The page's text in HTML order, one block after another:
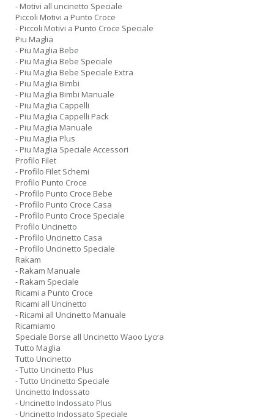
- Motivi all uncinetto Speciale
Piccoli Motivi a Punto Croce
- Piccoli Motivi a Punto Croce Speciale
Piu Maglia
- Piu Maglia Bebe
- Piu Maglia Bebe Speciale
- Piu Maglia Bebe Speciale Extra
- Piu Maglia Bimbi
- Piu Maglia Bimbi Manuale
- Piu Maglia Cappelli
- Piu Maglia Cappelli Pack
- Piu Maglia Manuale
- Piu Maglia Plus
- Piu Maglia Speciale Accessori
Profilo Filet
- Profilo Filet Schemi
Profilo Punto Croce
- Profilo Punto Croce Bebe
- Profilo Punto Croce Casa
- Profilo Punto Croce Speciale
Profilo Uncinetto
- Profilo Uncinetto Casa
- Profilo Uncinetto Speciale
Rakam
- Rakam Manuale
- Rakam Speciale
Ricami a Punto Croce
Ricami all Uncinetto
- Ricami all Uncinetto Manuale
Ricamiamo
Speciale Borse all Uncinetto Waoo Lycra
Tutto Maglia
Tutto Uncinetto
- Tutto Uncinetto Plus
- Tutto Uncinetto Speciale
Uncinetto Indossato
- Uncinetto Indossato Plus
- Uncinetto Indossato Speciale